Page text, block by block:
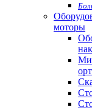
моторы